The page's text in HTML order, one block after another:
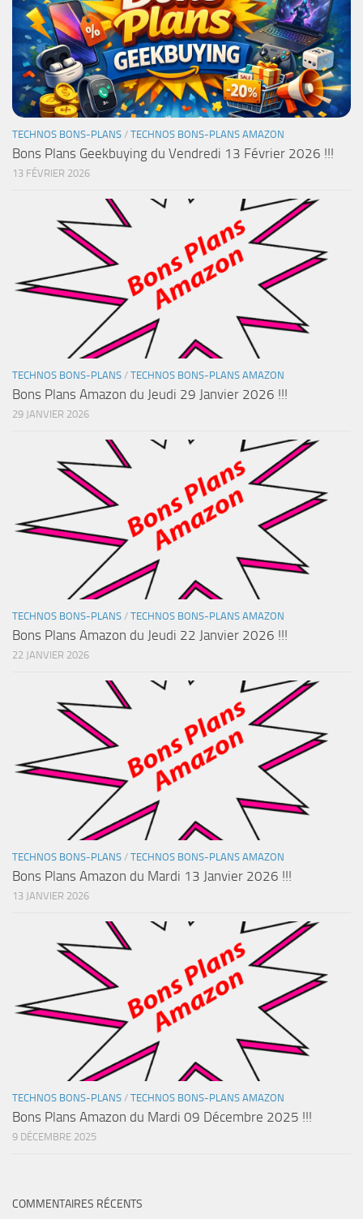
TECHNOS BONS-PLANS / TECHNOS BONS-PLANS AMAZON
Bons Plans Geekbuying du Vendredi 13 Février 2026 !!!
13 FÉVRIER 2026
TECHNOS BONS-PLANS / TECHNOS BONS-PLANS AMAZON
Bons Plans Amazon du Jeudi 29 Janvier 2026 !!!
29 JANVIER 2026
TECHNOS BONS-PLANS / TECHNOS BONS-PLANS AMAZON
Bons Plans Amazon du Jeudi 22 Janvier 2026 !!!
22 JANVIER 2026
TECHNOS BONS-PLANS / TECHNOS BONS-PLANS AMAZON
Bons Plans Amazon du Mardi 13 Janvier 2026 !!!
13 JANVIER 2026
TECHNOS BONS-PLANS / TECHNOS BONS-PLANS AMAZON
Bons Plans Amazon du Mardi 09 Décembre 2025 !!!
9 DÉCEMBRE 2025
COMMENTAIRES RÉCENTS